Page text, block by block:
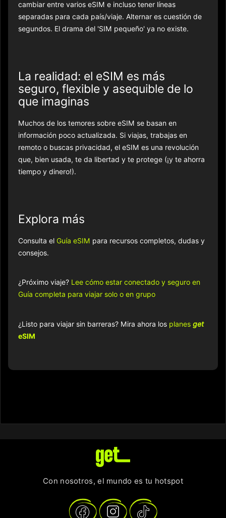
cambiar entre varios eSIM e incluso tener líneas
separadas para cada país/viaje. Alternar es cuestión de
segundos. El drama del 'SIM pequeño' ya no existe.
La realidad: el eSIM es más
seguro, flexible y asequible de lo
que imaginas
Muchos de los temores sobre eSIM se basan en
información poco actualizada. Si viajas, trabajas en
remoto o buscas privacidad, el eSIM es una revolución
que, bien usada, te da libertad y te protege (¡y te ahorra
tiempo y dinero!).
Explora más
Consulta el Guía eSIM para recursos completos, dudas y
consejos.
¿Próximo viaje? Lee cómo estar conectado y seguro en
Guía completa para viajar solo o en grupo
¿Listo para viajar sin barreras? Mira ahora los planes get
eSIM
Con nosotros, el mundo es tu hotspot